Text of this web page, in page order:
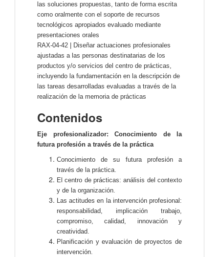
las soluciones propuestas, tanto de forma escrita
como oralmente con el soporte de recursos
tecnológicos apropiados evaluado mediante
presentaciones orales
RAX-04-42 | Diseñar actuaciones profesionales
ajustadas a las personas destinatarias de los
productos y/o servicios del centro de prácticas,
incluyendo la fundamentación en la descripción de
las tareas desarrolladas evaluadas a través de la
realización de la memoria de prácticas
Contenidos
Eje profesionalizador: Conocimiento de la
futura profesión a través de la práctica
Conocimiento de su futura profesión a
través de la práctica.
El centro de prácticas: análisis del contexto
y de la organización.
Las actitudes en la intervención profesional:
responsabilidad, implicación trabajo,
compromiso, calidad, innovación y
creatividad.
Planificación y evaluación de proyectos de
intervención.